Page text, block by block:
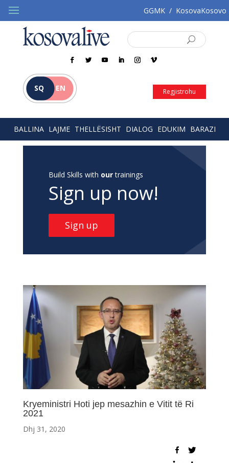
GGMK / KosovaKosovo
SQ EN Regjistrohu
BALLINA LAJME THELLËSISHT DIALOG EDUKIM BARAZI
Build Skills with ourtrainings
Sign up now!
Sign up
Kryeministri Hoti jep mesazhin e Vitit të Ri
2021
Dhj 31, 2020